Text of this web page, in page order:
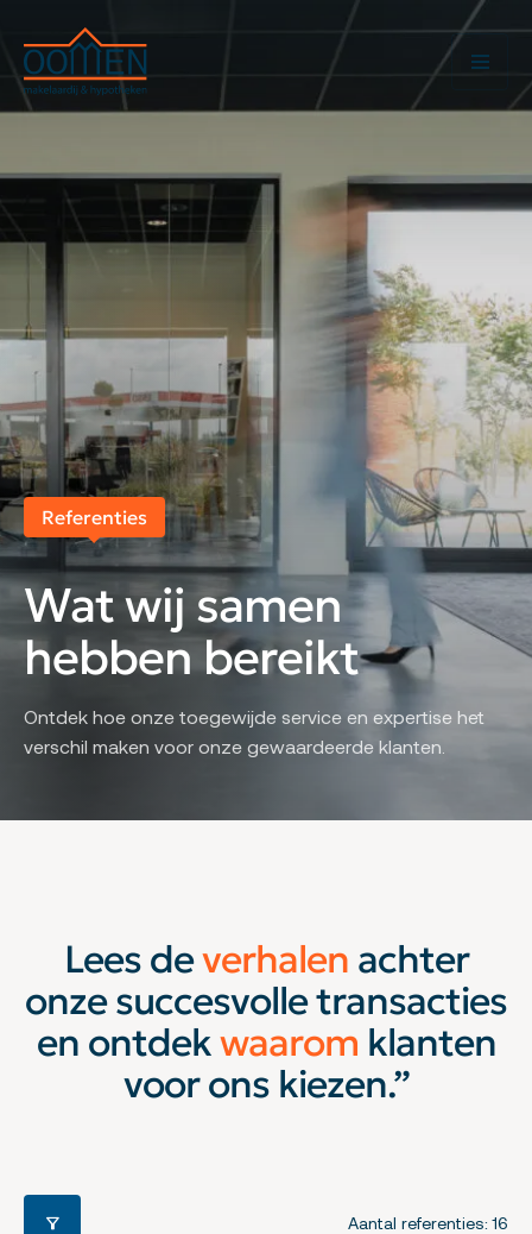
Referenties
Wat wij samen
hebben bereikt
Ontdek hoe onze toegewijde service en expertise het
verschil maken voor onze gewaardeerde klanten.
Lees deverhalen achter
onze succesvolle transacties
en ontdekwaarom klanten
voor ons kiezen.”
Aantal referenties: 16